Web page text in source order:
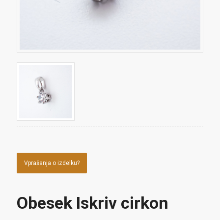
Vprašanja o izdelku?
Obesek Iskriv cirkon